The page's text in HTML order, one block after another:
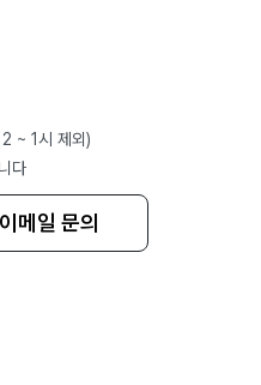
~ 1시 제외)
다
이메일 문의